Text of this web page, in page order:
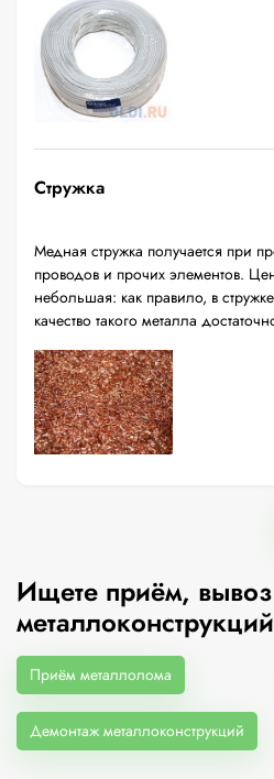
Стружка
Медная стружка получается при
проводов и прочих элементов.
небольшая: как правило, в
качество такого металла
Ищете приём,
Приём металлолома
Демонтаж металлоконструкций